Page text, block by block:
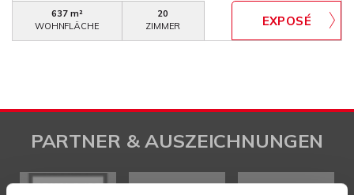
637 m²
WOHNFLÄCHE
20
ZIMMER
PARTNER & AUSZEICHNUNGEN